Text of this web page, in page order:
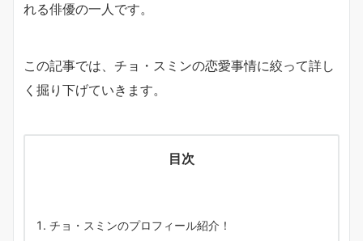
れる俳優の一人です。
この記事では、チョ・スミンの恋愛事情に絞って詳し
く掘り下げていきます。
目次
チョ・スミンのプロフィール紹介！